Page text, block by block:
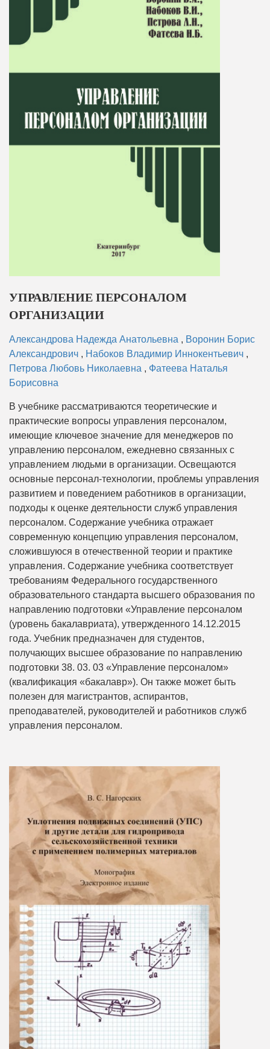
УПРАВЛЕНИЕ ПЕРСОНАЛОМ
ОРГАНИЗАЦИИ
Александрова Надежда Анатольевна , Воронин Борис
Александрович , Набоков Владимир Иннокентьевич ,
Петрова Любовь Николаевна , Фатеева Наталья
Борисовна
В учебнике рассматриваются теоретические и
практические вопросы управления персоналом,
имеющие ключевое значение для менеджеров по
управлению персоналом, ежедневно связанных с
управлением людьми в организации. Освещаются
основные персонал-технологии, проблемы управления
развитием и поведением работников в организации,
подходы к оценке деятельности служб управления
персоналом. Содержание учебника отражает
современную концепцию управления персоналом,
сложившуюся в отечественной теории и практике
управления. Содержание учебника соответствует
требованиям Федерального государственного
образовательного стандарта высшего образования по
направлению подготовки «Управление персоналом
(уровень бакалавриата), утвержденного 14.12.2015
года. Учебник предназначен для студентов,
получающих высшее образование по направлению
подготовки 38. 03. 03 «Управление персоналом»
(квалификация «бакалавр»). Он также может быть
полезен для магистрантов, аспирантов,
преподавателей, руководителей и работников служб
управления персоналом.